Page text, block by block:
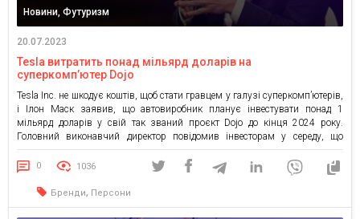
Новини, Футуризм
20.07.2023
Tesla витратить понад мільярд доларів на
суперкомп’ютер Dojo
Tesla Inc. не шкодує коштів, щоб стати гравцем у галузі суперкомп’ютерів,
і Ілон Маск заявив, що автовиробник планує інвестувати понад 1
мільярд доларів у свій так званий проєкт Dojo до кінця 2024 року.
Головний виконавчий директор повідомив інвесторам у середу, що
власний суперкомп’ютер розробляється для обробки величезних обсягів
даних, включаючи відео з автомобілів Tesla, необхідних […]
0 1036
Бренди, Персони